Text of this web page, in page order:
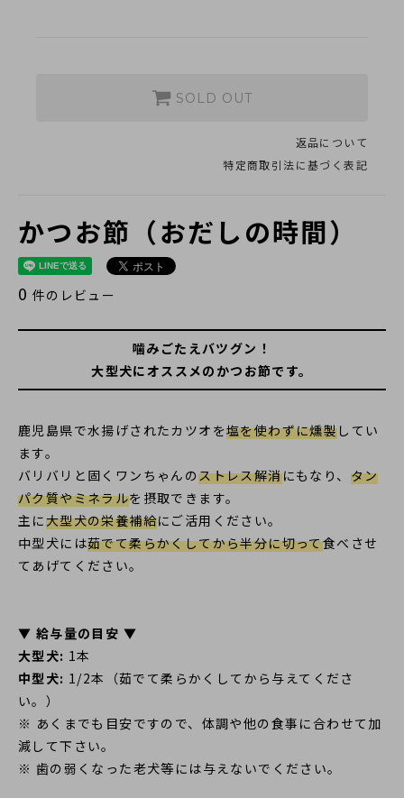
プライバシーポリシー
営業時間 10時-18時/水・日曜定休
SOLD OUT
返品について
特定商取引法に基づく表記
かつお節（おだしの時間）
0 件のレビュー
噛みごたえバツグン！
大型犬にオススメのかつお節です。
鹿児島県で水揚げされたカツオを塩を使わずに燻製してい
ます。
バリバリと固くワンちゃんのストレス解消にもなり、 タン
パク質やミネラルを摂取できます。
主に大型犬の栄養補給にご活用ください。
中型犬には茹でて柔らかくしてから半分に切って食べさせ
てあげてください。
▼ 給与量の目安 ▼
大型犬: 1本
中型犬: 1/2本（茹でて柔らかくしてから与えてくださ
い。）
※ あくまでも目安ですので、体調や他の食事に合わせて加
減して下さい。
※ 歯の弱くなった老犬等には与えないでください。